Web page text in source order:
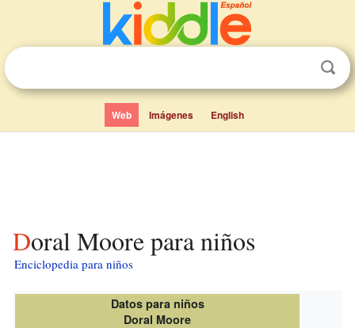
Web Imágenes English
Doral Moore para niños
Enciclopedia para niños
Datos para niños
Doral Moore